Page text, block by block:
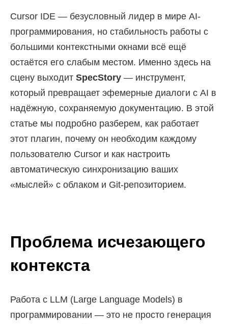
Cursor IDE — безусловный лидер в мире AI-
программирования, но стабильность работы с
большими контекстными окнами всё ещё
остаётся его слабым местом. Именно здесь на
сцену выходит SpecStory — инструмент,
который превращает эфемерные диалоги с AI в
надёжную, сохраняемую документацию. В этой
статье мы подробно разберем, как работает
этот плагин, почему он необходим каждому
пользователю Cursor и как настроить
автоматическую синхронизацию ваших
«мыслей» с облаком и Git-репозиторием.
Проблема исчезающего
контекста
Работа с LLM (Large Language Models) в
программировании — это не просто генерация